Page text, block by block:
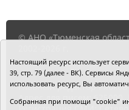
© АНО «Тюменская
Главный редактор Рябков
Адрес для писем:
Настоящий ресурс использует
39, стр. 79 (далее - ВК). Сервисы
использовать ресурс, Вы
Собранная при помощи "cookie"